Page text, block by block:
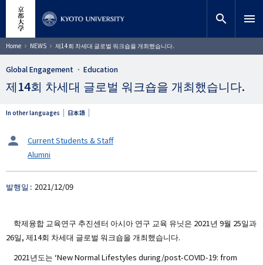
텐
츠
로
건
너
기
사이트 검색 search menu
Home NEWS 제14회 차세대 글로벌 워크숍을 개최했습니다.
Global Engagement Education
제14회 차세대 글로벌 워크숍을 개최했습니다.
In other languages 日本語
タ
ッ
ト
Current Students & Staff
Alumni
발행일 2021/12/09
학제융합 교육연구 추진센터 아시아 연구 교육 유닛은 2021년 9월 25일과
26일, 제14회 차세대 글로벌 워크숍을 개최했습니다.
2021년도는 ‘New Normal Lifestyles during/post-COVID-19: from